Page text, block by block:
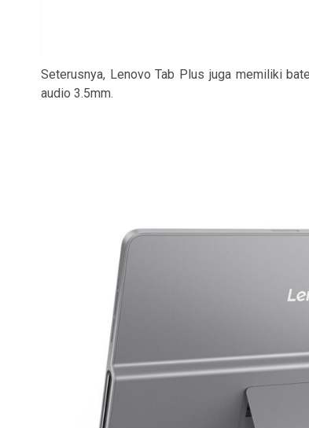
Seterusnya, Lenovo Tab Plus juga memiliki
audio 3.5mm.